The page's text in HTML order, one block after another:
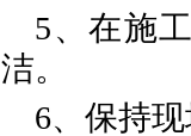
5、在施
洁。
6、保持